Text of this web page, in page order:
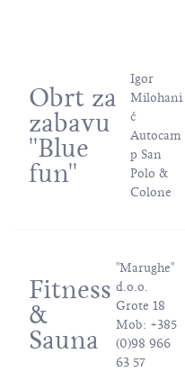
Obrt za
zabavu
''Blue
fun''
Igor
Milohani
ć
Autocam
p San
Polo &
Colone
Fitness
&
Sauna
''Marughe''
d.o.o.
Grote 18
Mob: +385
(0)98 966
63 57